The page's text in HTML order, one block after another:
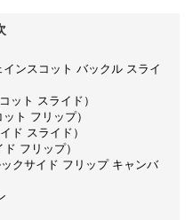
ンスコット バックル スライ
ット スライド）
ト フリップ）
ド スライド）
フリップ）
クサイド フリップ キャンバ